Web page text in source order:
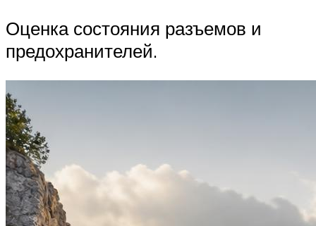
Оценка состояния разъемов и
предохранителей.